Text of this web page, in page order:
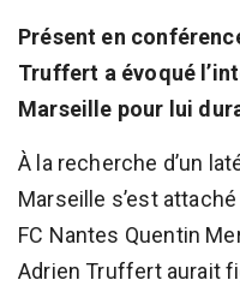
Présent en
Truffert a évoqué
Marseille pour lui
À la recherche d’un
Marseille s’est
FC Nantes Quentin
Adrien Truffert aurait